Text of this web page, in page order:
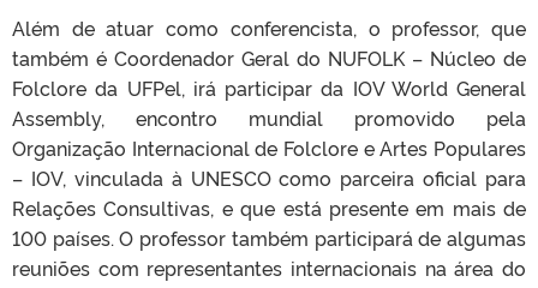
Além de atuar como conferencista, o professor, que
também é Coordenador Geral do NUFOLK – Núcleo de
Folclore da UFPel, irá participar da IOV World General
Assembly, encontro mundial promovido pela
Organização Internacional de Folclore e Artes Populares
– IOV, vinculada à UNESCO como parceira oficial para
Relações Consultivas, e que está presente em mais de
100 países. O professor também participará de algumas
reuniões com representantes internacionais na área do